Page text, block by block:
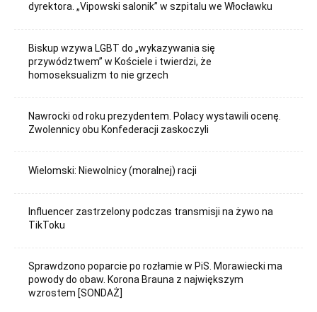
dyrektora. „Vipowski salonik” w szpitalu we Włocławku
Biskup wzywa LGBT do „wykazywania się
przywództwem” w Kościele i twierdzi, że
homoseksualizm to nie grzech
Nawrocki od roku prezydentem. Polacy wystawili ocenę.
Zwolennicy obu Konfederacji zaskoczyli
Wielomski: Niewolnicy (moralnej) racji
Influencer zastrzelony podczas transmisji na żywo na
TikToku
Sprawdzono poparcie po rozłamie w PiS. Morawiecki ma
powody do obaw. Korona Brauna z największym
wzrostem [SONDAŻ]